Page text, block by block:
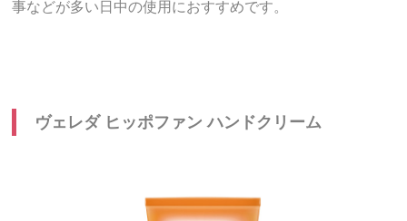
事などが多い日中の使用におすすめです。
ヴェレダ ヒッポファン ハンドクリーム